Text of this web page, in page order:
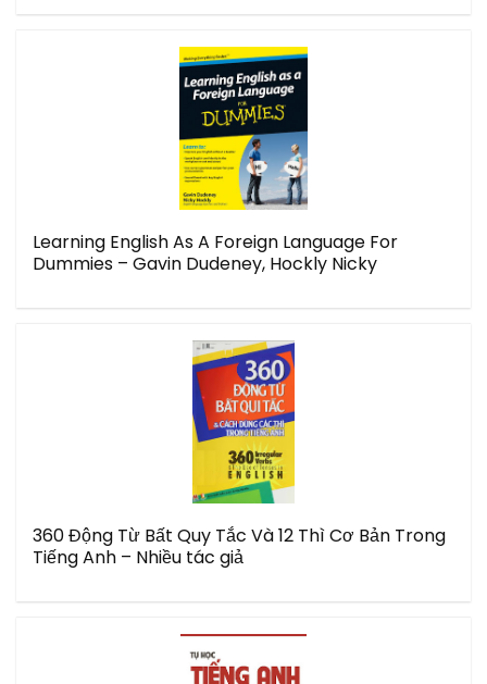
Learning English As A Foreign Language For
Dummies – Gavin Dudeney, Hockly Nicky
360 Động Từ Bất Quy Tắc Và 12 Thì Cơ Bản Trong
Tiếng Anh – Nhiều tác giả